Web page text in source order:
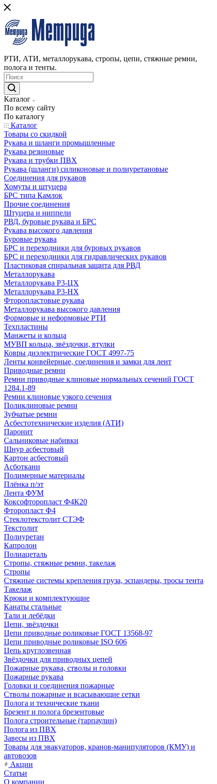
РТИ, АТИ, металлорукава, стропы, цепи, стяжные ремни,
полога и тенты.
Каталог
По всему сайту
По каталогу
Каталог
Товары со скидкой
Рукава и шланги промышленные
Рукава резиновые
Рукава и трубки ПВХ
Рукава (шланги) силиконовые и полиуретановые
Соединения для рукавов
Хомуты и штуцера
БРС типа Камлок
Прочие соединения
Штуцера и ниппели
РВД, буровые рукава и БРС
Рукава высокого давления
Буровые рукава
БРС и переходники для буровых рукавов
БРС и переходники для гидравлических рукавов
Пластиковая спиральная защита для РВД
Металлорукава
Металлорукава Р3-ЦХ
Металлорукава Р3-НХ
Фторопластовые рукава
Металлорукава высокого давления
Формовые и неформовые РТИ
Техпластины
Манжеты и кольца
МУВП кольца, звёздочки, втулки
Ковры диэлектрические ГОСТ 4997-75
Ленты конвейерные, соединения и замки для лент
Приводные ремни
Ремни приводные клиновые нормальных сечений ГОСТ
1284.1-89
Ремни клиновые узкого сечения
Поликлиновые ремни
Зубчатые ремни
Асбестотехнические изделия (АТИ)
Паронит
Сальниковые набивки
Шнур асбестовый
Картон асбестовый
Асботкани
Полимерные материалы
Плёнка п/эт
Лента ФУМ
Коксофторопласт Ф4К20
Фторопласт Ф4
Стеклотекстолит СТЭФ
Текстолит
Полиуретан
Капролон
Полиацеталь
Стропы, стяжные ремни, такелаж
Стропы
Стяжные системы крепления груза, эспандеры, тросы тента
Такелаж
Крюки и комплектующие
Канаты стальные
Тали и лебёдки
Цепи, звёздочки
Цепи приводные роликовые ГОСТ 13568-97
Цепи приводные роликовые ISO 606
Цепь круглозвенная
Звёздочки для приводных цепей
Пожарные рукава, стволы и головки
Пожарные рукава
Головки и соединения пожарные
Стволы пожарные и всасывающие сетки
Полога и технические ткани
Брезент и полога брезентовые
Полога строительные (тарпаулин)
Полога из ПВХ
Завесы из ПВХ
Товары для эвакуаторов, кранов-манипуляторов (КМУ) и
автовозов
Акции
Статьи
О компании